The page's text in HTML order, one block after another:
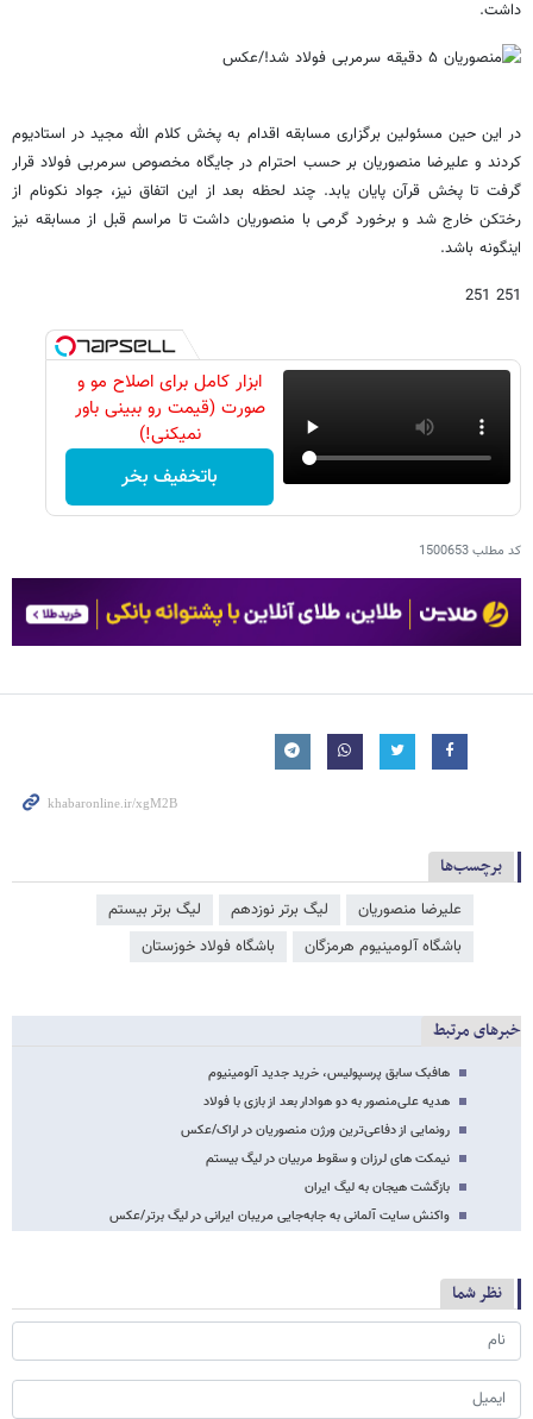
داشت.
در این حین مسئولین برگزاری مسابقه اقدام به پخش کلام الله مجید در استادیوم
کردند و علیرضا منصوریان بر حسب احترام در جایگاه مخصوص سرمربی فولاد قرار
گرفت تا پخش قرآن پایان یابد. چند لحظه بعد از این اتفاق نیز، جواد نکونام از
رختکن خارج شد و برخورد گرمی با منصوریان داشت تا مراسم قبل از مسابقه نیز
اینگونه باشد.
251 251
ابزار کامل برای اصلاح مو و
صورت (قیمت رو ببینی باور
نمیکنی!)
باتخفیف بخر
کد مطلب1500653
برچسب‌ها
علیرضا منصوریان لیگ برتر نوزدهم
لیگ برتر بیستم
باشگاه آلومینیوم هرمزگان
باشگاه فولاد خوزستان
خبرهای مرتبط
هافبک سابق پرسپولیس، خرید جدید آلومینیوم
هدیه علی‌منصور به دو هوادار بعد از بازی با فولاد
رونمایی از دفاعی‌ترین ورژن منصوریان در اراک/عکس
نیمکت های لرزان و سقوط مربیان در لیگ بیستم
بازگشت هیجان به لیگ ایران
واکنش سایت آلمانی به جابه‌جایی مریبان ایرانی در لیگ برتر/عکس
نظر شما